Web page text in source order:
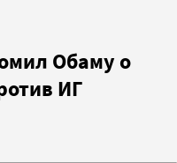
Обаму о
ИГ